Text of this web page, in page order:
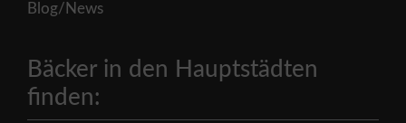
Blog/News
Bäcker in den Hauptstädten
finden: